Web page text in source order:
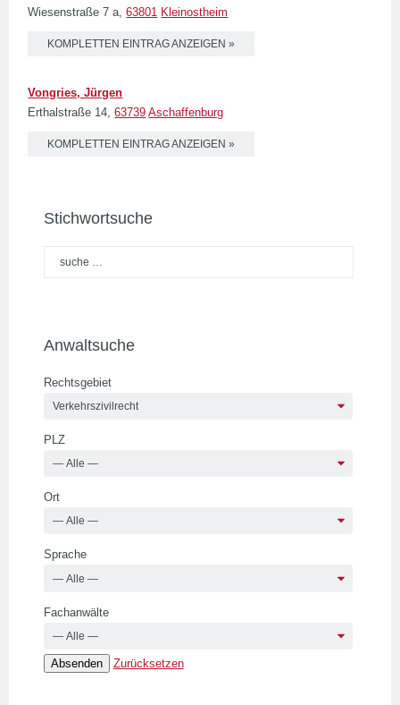
Wiesenstraße 7 a,63801 Kleinostheim
KOMPLETTEN EINTRAG ANZEIGEN »
Vongries, Jürgen
Erthalstraße 14,63739 Aschaffenburg
KOMPLETTEN EINTRAG ANZEIGEN »
Stichwortsuche
Anwaltsuche
Rechtsgebiet
PLZ
Ort
Sprache
Fachanwälte
Zurücksetzen